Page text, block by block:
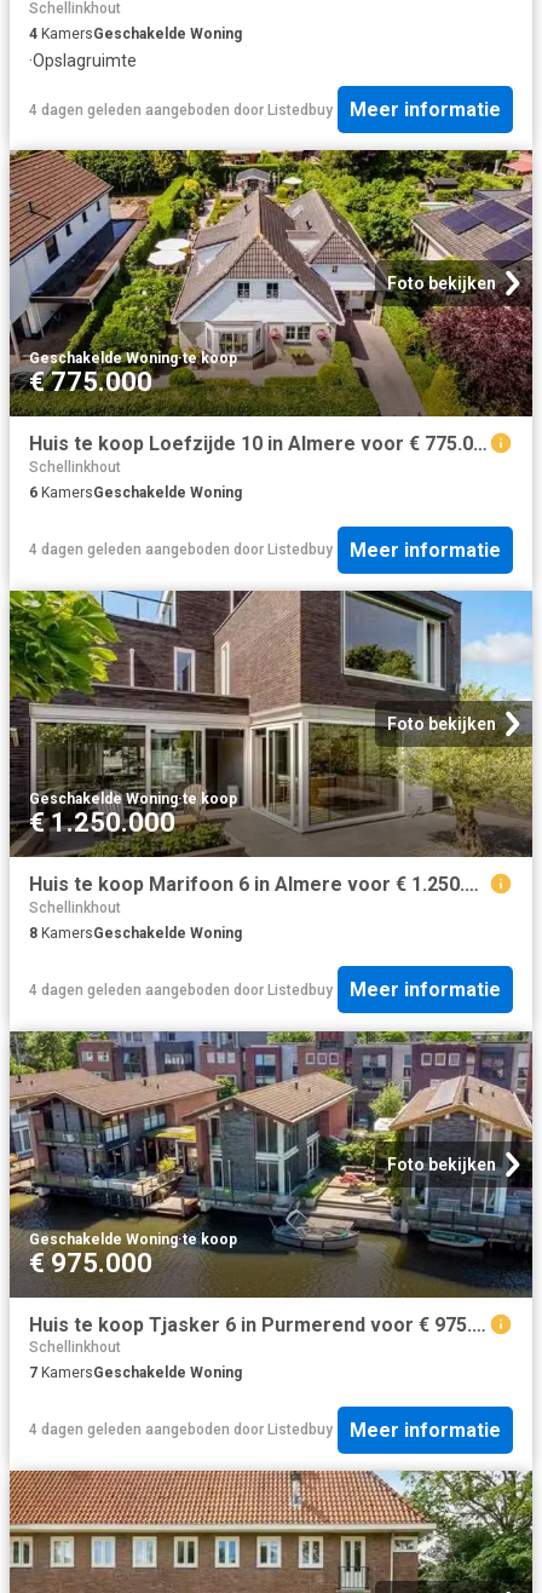
Schellinkhout
4 KamersGeschakelde Woning
·Opslagruimte
4 dagen geleden aangeboden door Listedbuy Meer informatie
Foto bekijken
Geschakelde Woning·te koop
€ 775.000
Huis te koop Loefzijde 10 in Almere voor € 775.000
Schellinkhout
6 KamersGeschakelde Woning
4 dagen geleden aangeboden door Listedbuy Meer informatie
Foto bekijken
Geschakelde Woning·te koop
€ 1.250.000
Huis te koop Marifoon 6 in Almere voor € 1.250.000
Schellinkhout
8 KamersGeschakelde Woning
4 dagen geleden aangeboden door Listedbuy Meer informatie
Foto bekijken
Geschakelde Woning·te koop
€ 975.000
Huis te koop Tjasker 6 in Purmerend voor € 975.000
Schellinkhout
7 KamersGeschakelde Woning
4 dagen geleden aangeboden door Listedbuy Meer informatie